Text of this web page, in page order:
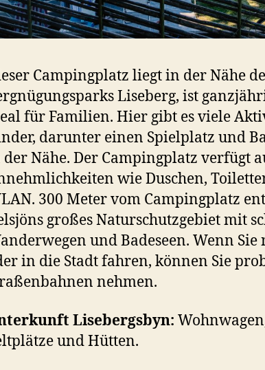
Campingplatz liegt in der Nähe
Liseberg, ist
für Familien. Hier gibt es viele
darunter einen Spielplatz und
Nähe. Der Campingplatz verfügt
wie Duschen,
300 Meter vom Campingplatz
großes Naturschutzgebiet mit
und Badeseen. Wenn Sie
in die Stadt fahren, können Sie
nehmen.
Lisebergsbyn:
und Hütten.